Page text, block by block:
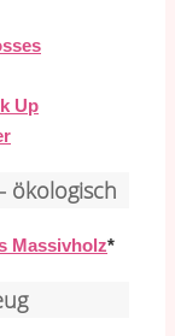
Up
ökologisch
Massivholz*